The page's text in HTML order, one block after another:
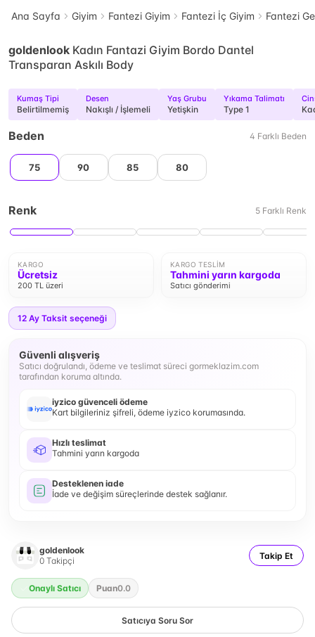
Ana Sayfa Giyim Fantezi Giyim Fantezi İç Giyim Fantezi
goldenlook Kadın Fantazi Giyim Bordo Dantel
Transparan Askılı Body
Kumaş Tipi
Belirtilmemiş
Desen
Nakışlı / İşlemeli
Yaş Grubu
Yetişkin
Yıkama Talimatı
Type 1
Beden 4 Farklı Beden
75 90 85 80
Renk 5 Farklı Renk
KARGO
Ücretsiz
200 TL üzeri
KARGO TESLIM
Tahmini yarın kargoda
Satıcı gönderimi
12 Ay Taksit seçeneği
Güvenli alışveriş
Satıcı doğrulandı, ödeme ve teslimat süreci gormeklazim.com
tarafından koruma altında.
iyzico güvenceli ödeme
Kart bilgileriniz şifreli, ödeme iyzico korumasında.
Hızlı teslimat
Tahmini yarın kargoda
Desteklenen iade
İade ve değişim süreçlerinde destek sağlanır.
goldenlook
0 Takipçi Takip Et
Onaylı Satıcı Puan0.0
Satıcıya Soru Sor